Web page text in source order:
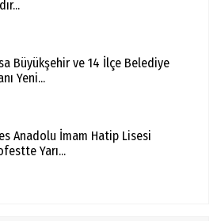
Büyükşehir ve 14 İlçe Belediye
Yeni...
Anadolu İmam Hatip Lisesi
Yarı...